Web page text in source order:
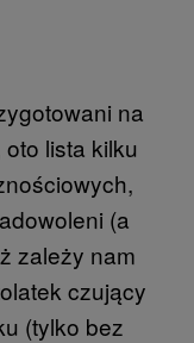
na
lista kilku
(a
zależy nam
czujący
(tylko bez